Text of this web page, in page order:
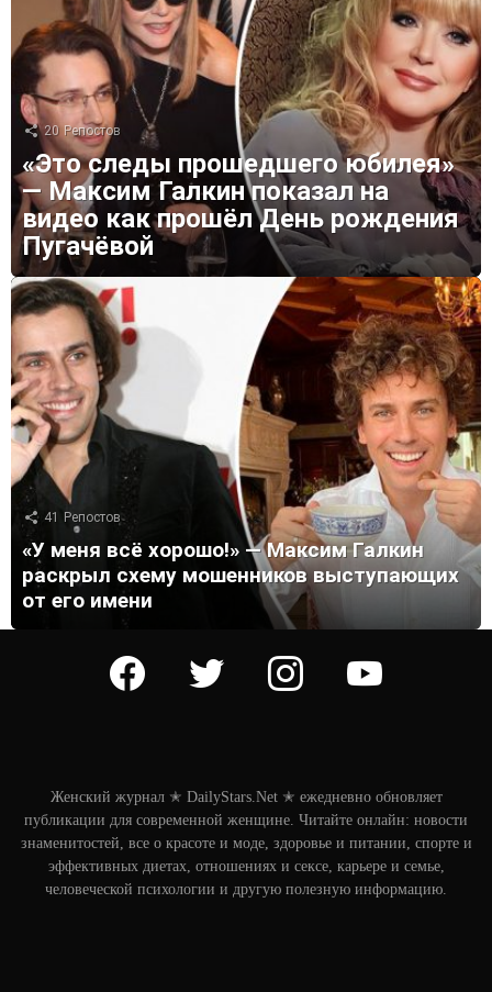
20 Репостов
«Это следы прошедшего юбилея»
— Максим Галкин показал на
видео как прошёл День рождения
Пугачёвой
41 Репостов
«У меня всё хорошо!» — Максим Галкин
раскрыл схему мошенников выступающих
от его имени
facebook twitter instagram youtube
Женский журнал ✭ DailyStars.Net ✭ ежедневно обновляет
публикации для современной женщине. Читайте онлайн: новости
знаменитостей, все о красоте и моде, здоровье и питании, спорте и
эффективных диетах, отношениях и сексе, карьере и семье,
человеческой психологии и другую полезную информацию.